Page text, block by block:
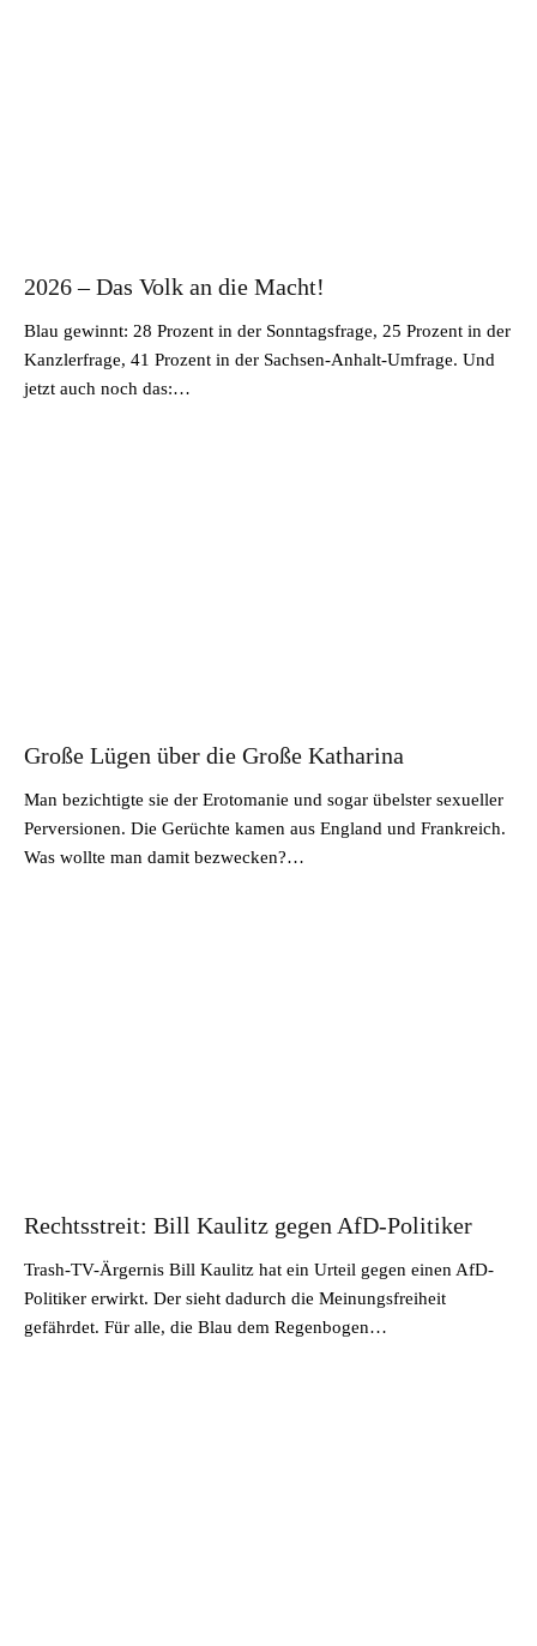
2026 – Das Volk an die Macht!
Blau gewinnt: 28 Prozent in der Sonntagsfrage, 25 Prozent in der
Kanzlerfrage, 41 Prozent in der Sachsen-Anhalt-Umfrage. Und
jetzt auch noch das:…
Große Lügen über die Große Katharina
Man bezichtigte sie der Erotomanie und sogar übelster sexueller
Perversionen. Die Gerüchte kamen aus England und Frankreich.
Was wollte man damit bezwecken?…
Rechtsstreit: Bill Kaulitz gegen AfD-Politiker
Trash-TV-Ärgernis Bill Kaulitz hat ein Urteil gegen einen AfD-
Politiker erwirkt. Der sieht dadurch die Meinungsfreiheit
gefährdet. Für alle, die Blau dem Regenbogen…